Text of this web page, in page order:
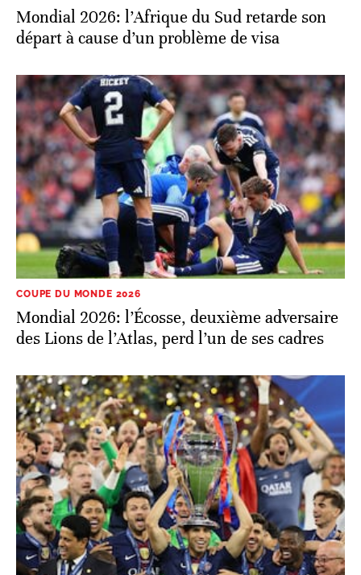
Mondial 2026: l’Afrique du Sud retarde son
départ à cause d’un problème de visa
COUPE DU MONDE 2026
Mondial 2026: l’Écosse, deuxième adversaire
des Lions de l’Atlas, perd l’un de ses cadres